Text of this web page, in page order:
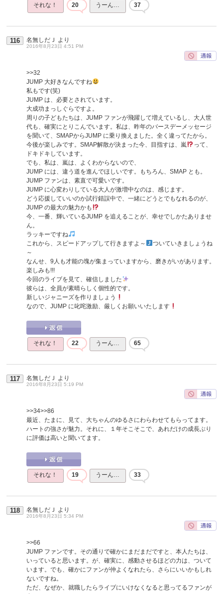
それな！ 20 うーん… 37
116 名無しだＪ より
2016年8月23日 4:51 PM
>>32
JUMP 大好きなんですね
私もです(笑)
JUMP は、必要とされています。
大成功まっしぐらですよ。
周りの子どもたちは、JUMP ファンが飛躍して増えているし、大人世
代も、確実にとりこんでいます。私は、昨年のバースデーメッセージ
を聞いて、SMAPからJUMP に乗り換えました。全く違ってたから。
今後が楽しみです。SMAP解散が決まった今、目指すは、嵐
って、
ドキドキしています。
でも、私は、嵐は、よくわからないので、
JUMP には、違う道を進んでほしいです。もちろん、SMAP とも。
JUMP ファンは、素直で可愛いです。
JUMP に心変わりしている大人が激増中なのは、感じます。
どう応援していいのか試行錯誤中で、一緒にどうとでもなれるのが、
JUMP の最大の魅力かも
今、一番、輝いているJUMP を追えることが、幸せでしかたありませ
ん。
ラッキーですね
これから、スピードアップして行きますよ～
ついていきましょうね
～
なんせ、9人も才能の塊が集まっていますから、磨きがいがあります。
楽しみも!!!
今回のライブを見て、確信しました
彼らは、全員が素晴らしく個性的です。
新しいジャニーズを作りましょう
なので、JUMP に叱咤激励、厳しくお願いいたします
それな！ 22 うーん… 65
117 名無しだＪ より
2016年8月23日 5:19 PM
>>34>>86
最近、たまに、見て、大ちゃんのゆるさにわらわせてもらってます。
ハートの強さが魅力。それに、１年そこそこで、あれだけの成長ぶり
に評価は高いと聞いてます。
それな！ 19 うーん… 33
118 名無しだＪ より
2016年8月23日 5:34 PM
>>66
JUMP ファンです。その通りで確かにまだまだですと、本人たちは、
いっていると思います。が、確実に、感動させるほどの力は、ついて
います。でも、確かにファンが仲よくなれたら、さらにいいかもしれ
ないですね。
ただ、なぜか、就職したらライブにいけなくなると思ってるファンが